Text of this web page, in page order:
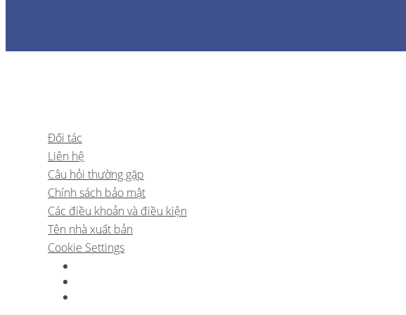
Đối tác
Liên hệ
Câu hỏi thường gặp
Chính sách bảo mật
Các điều khoản và điều kiện
Tên nhà xuất bản
Cookie Settings